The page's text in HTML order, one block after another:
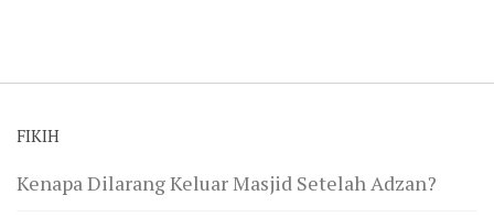
FIKIH
Kenapa Dilarang Keluar Masjid Setelah Adzan?